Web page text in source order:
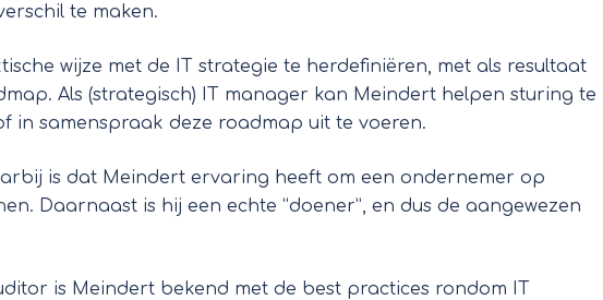
te maken.
wijze met de IT strategie te herdefiniëren, met als resultaat
Als (strategisch) IT manager kan Meindert helpen sturing te
in samenspraak deze roadmap uit te voeren.
is dat Meindert ervaring heeft om een ondernemer op
Daarnaast is hij een echte “doener”, en dus de aangewezen
is Meindert bekend met de best practices rondom IT